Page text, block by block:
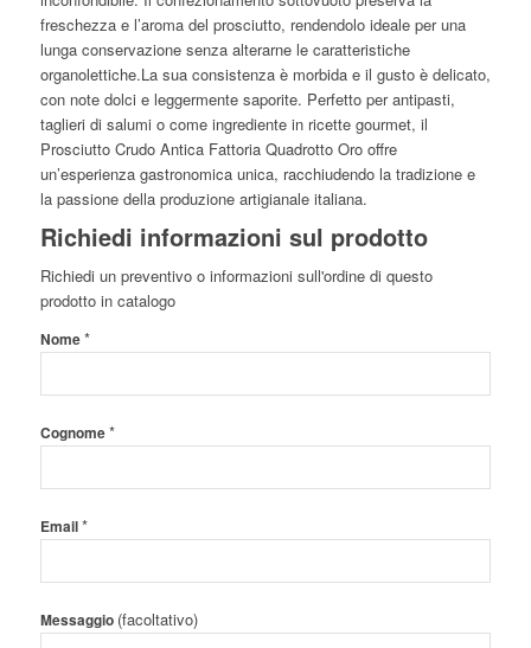
freschezza e l’aroma del prosciutto, rendendolo ideale per una
lunga conservazione senza alterarne le caratteristiche
organolettiche.La sua consistenza è morbida e il gusto è delicato,
con note dolci e leggermente saporite. Perfetto per antipasti,
taglieri di salumi o come ingrediente in ricette gourmet, il
Prosciutto Crudo Antica Fattoria Quadrotto Oro offre
un’esperienza gastronomica unica, racchiudendo la tradizione e
la passione della produzione artigianale italiana.
Richiedi informazioni sul prodotto
Richiedi un preventivo o informazioni sull'ordine di questo
prodotto in catalogo
Nome*
Cognome*
Email*
Messaggio (facoltativo)